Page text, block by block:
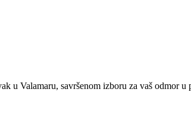
u Valamaru, savršenom izboru za vaš odmor u